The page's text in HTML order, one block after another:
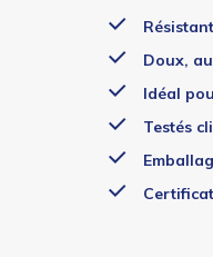
Doux,
Idéal
Testés